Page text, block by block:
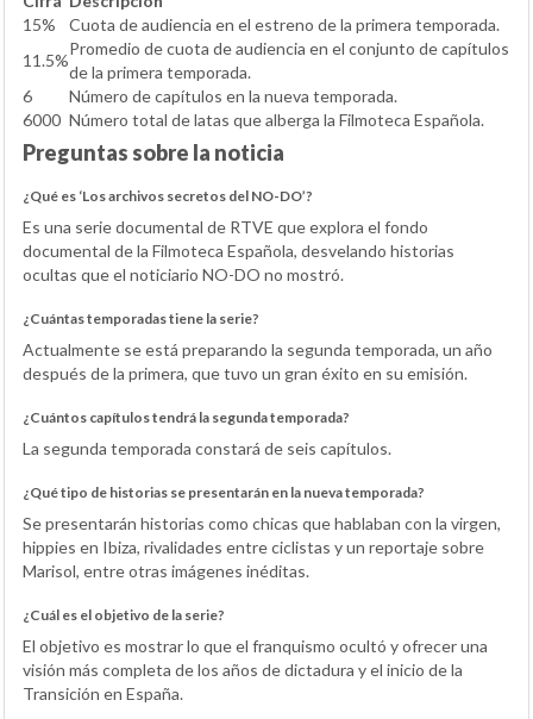
15%
Cuota de audiencia en el estreno de la primera temporada.
11.5%
Promedio de cuota de audiencia en el conjunto de capítulos
de la primera temporada.
6
Número de capítulos en la nueva temporada.
6000 Número total de latas que alberga la Filmoteca Española.
Preguntas sobre la noticia
¿Qué es ‘Los archivos secretos del NO-DO’?
Es una serie documental de RTVE que explora el fondo
documental de la Filmoteca Española, desvelando historias
ocultas que el noticiario NO-DO no mostró.
¿Cuántas temporadas tiene la serie?
Actualmente se está preparando la segunda temporada, un año
después de la primera, que tuvo un gran éxito en su emisión.
¿Cuántos capítulos tendrá la segunda temporada?
La segunda temporada constará de seis capítulos.
¿Qué tipo de historias se presentarán en la nueva temporada?
Se presentarán historias como chicas que hablaban con la virgen,
hippies en Ibiza, rivalidades entre ciclistas y un reportaje sobre
Marisol, entre otras imágenes inéditas.
¿Cuál es el objetivo de la serie?
El objetivo es mostrar lo que el franquismo ocultó y ofrecer una
visión más completa de los años de dictadura y el inicio de la
Transición en España.